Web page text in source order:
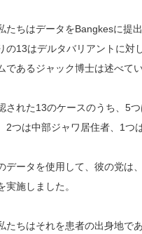
私たちはデータをBangkesに提
の13はデルタバリアントに対
であるジャック博士は述べてい
された13のケースのうち、5
2つは中部ジャワ居住者、1つ
データを使用して、彼の党は
実施しました。
私たちはそれを患者の出身地で